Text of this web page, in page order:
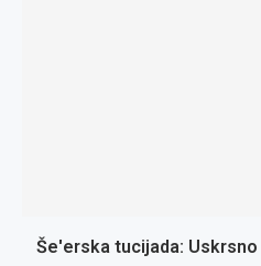
Še'erska tucijada: